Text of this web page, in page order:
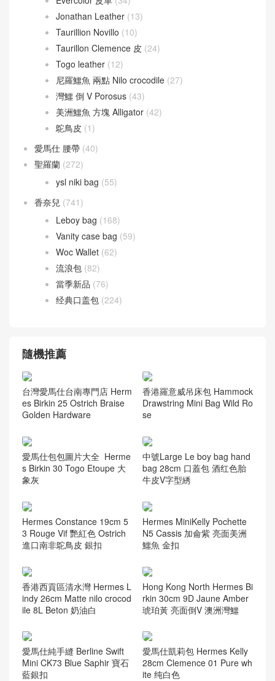
Jonathan Leather (13)
Taurillion Novillo (10)
Taurillon Clemence 皮 (24)
Togo leather (12)
尼羅鱷魚 兩點 Nilo crocodile (27)
灣鱷 倒 V Porosus (43)
美洲鱷魚 方塊 Alligator (42)
鴕鳥皮 (1)
愛馬仕 腰帶 (40)
聖羅蘭 (272)
ysl niki bag (55)
香奈兒 (741)
Leboy bag (168)
Vanity case bag (59)
Woc Wallet (62)
流浪包 (82)
當季新品 (76)
经典口盖包 (224)
隨機推薦
台灣愛馬仕台南專門店 Herm
es Birkin 25 Ostrich Braise
Golden Hardware
香港羅意威吊床包 Hammock
Drawstring Mini Bag Wild Ro
se
愛馬仕包包圖片大全 Herme
s Birkin 30 Togo Etoupe 大
象灰
中號Large Le boy bag hand
bag 28cm 口蓋包 酒红色胎
牛皮V字型綉
Hermes Constance 19cm 5
3 Rouge Vif 艷紅色 Ostrich
進口南非鴕鳥皮 銀扣
Hermes MiniKelly Pochette
N5 Cassis 加侖紫 亮面美洲
鱷魚 金扣
香港西貢區清水灣 Hermes L
indy 26cm Matte nilo crocod
ile 8L Beton 奶油白
Hong Kong North Hermes Bi
rkin 30cm 9D Jaune Amber
琥珀黃 亮面倒V 澳洲灣鱷
愛馬仕純手縫 Berline Swift
Mini CK73 Blue Saphir 寶石
藍銀扣
愛馬仕凱莉包 Hermes Kelly
28cm Clemence 01 Pure wh
ite 纯白色